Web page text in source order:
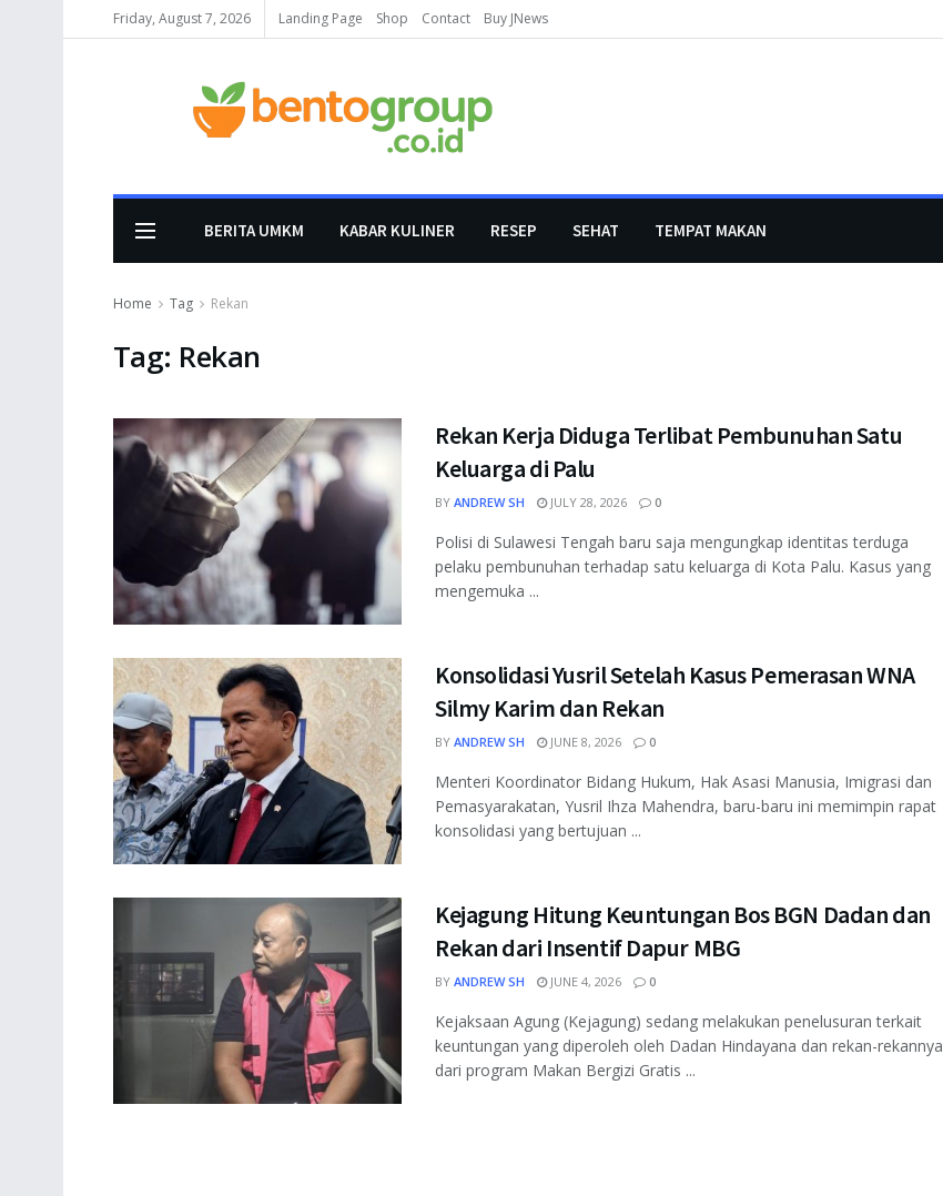
Friday, August 7, 2026 Landing Page Shop Contact Buy JNews
BERITA UMKM KABAR KULINER RESEP SEHAT TEMPAT MAKAN
Home Tag Rekan
Tag: Rekan
Rekan Kerja Diduga Terlibat Pembunuhan Satu
Keluarga di Palu
BY ANDREW SH JULY 28, 2026 0
Polisi di Sulawesi Tengah baru saja mengungkap identitas terduga
pelaku pembunuhan terhadap satu keluarga di Kota Palu. Kasus yang
mengemuka ...
Konsolidasi Yusril Setelah Kasus Pemerasan WNA
Silmy Karim dan Rekan
BY ANDREW SH JUNE 8, 2026 0
Menteri Koordinator Bidang Hukum, Hak Asasi Manusia, Imigrasi dan
Pemasyarakatan, Yusril Ihza Mahendra, baru-baru ini memimpin rapat
konsolidasi yang bertujuan ...
Kejagung Hitung Keuntungan Bos BGN Dadan dan
Rekan dari Insentif Dapur MBG
BY ANDREW SH JUNE 4, 2026 0
Kejaksaan Agung (Kejagung) sedang melakukan penelusuran terkait
keuntungan yang diperoleh oleh Dadan Hindayana dan rekan-rekannya
dari program Makan Bergizi Gratis ...